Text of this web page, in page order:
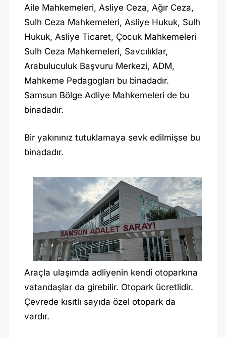
Aile Mahkemeleri, Asliye Ceza, Ağır Ceza,
Sulh Ceza Mahkemeleri, Asliye Hukuk, Sulh
Hukuk, Asliye Ticaret, Çocuk Mahkemeleri
Sulh Ceza Mahkemeleri, Savcılıklar,
Arabuluculuk Başvuru Merkezi, ADM,
Mahkeme Pedagogları bu binadadır.
Samsun Bölge Adliye Mahkemeleri de bu
binadadır.
Bir yakınınız tutuklamaya sevk edilmişse bu
binadadır.
Araçla ulaşımda adliyenin kendi otoparkına
vatandaşlar da girebilir. Otopark ücretlidir.
Çevrede kısıtlı sayıda özel otopark da
vardır.